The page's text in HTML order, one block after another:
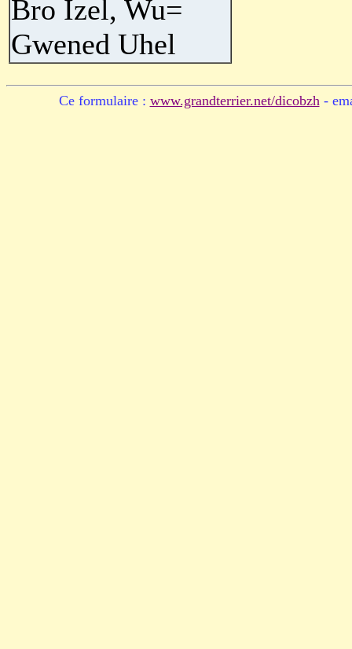
Bro Izel, Wu=
Gwened Uhel
Ce formulaire : www.grandterrier.net/dicobzh-